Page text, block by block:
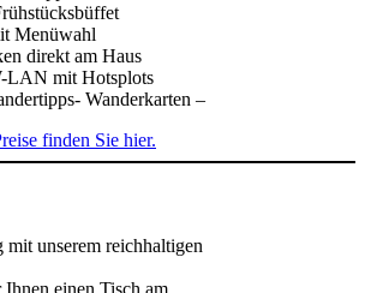
Menüwahl
direkt am Haus
LAN mit Hotsplots
Wanderkarten –
finden Sie hier.
mit unserem reichhaltigen